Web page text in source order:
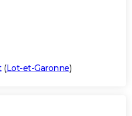
(Lot-et-Garonne)